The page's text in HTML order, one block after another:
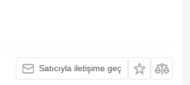
Satıcıyla iletişime geç